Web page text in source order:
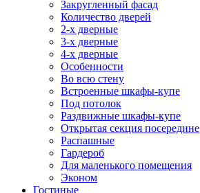
Закругленный фасад
Количество дверей
2-х дверные
3-х дверные
4-х дверные
Особенности
Во всю стену
Встроенные шкафы-купе
Под потолок
Раздвижные шкафы-купе
Открытая секция посередине
Распашные
Гардероб
Для маленького помещения
Эконом
Гостиные